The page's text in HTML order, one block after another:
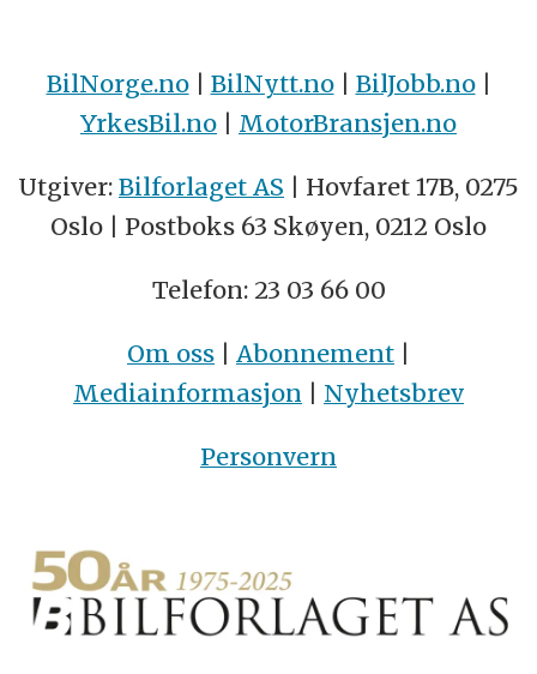
BilNorge.no| BilNytt.no| BilJobb.no|
YrkesBil.no | MotorBransjen.no
Utgiver: Bilforlaget AS | Hovfaret 17B, 0275
Oslo | Postboks 63 Skøyen, 0212 Oslo
Telefon: 23 03 66 00
Om oss | Abonnement |
Mediainformasjon | Nyhetsbrev
Personvern